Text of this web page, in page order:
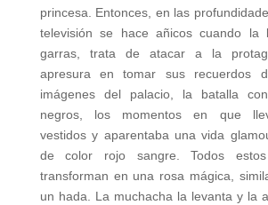
princesa. Entonces, en las
televisión se hace añicos cuando la
garras, trata de atacar a la
apresura en tomar sus recuerdos
imágenes del palacio, la batalla
negros, los momentos en que
vestidos y aparentaba una vida
de color rojo sangre. Todos
transforman en una rosa mágica,
un hada. La muchacha la levanta y la